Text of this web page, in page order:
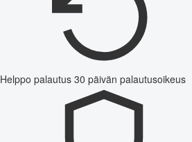
Helppo palautus 30 päivän palautusoikeus